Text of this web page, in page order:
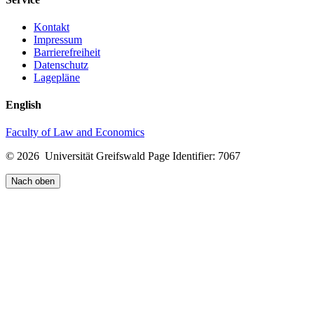
Kontakt
Impressum
Barrierefreiheit
Datenschutz
Lagepläne
English
Faculty of Law and Economics
© 2026 Universität Greifswald Page Identifier: 7067
Nach oben